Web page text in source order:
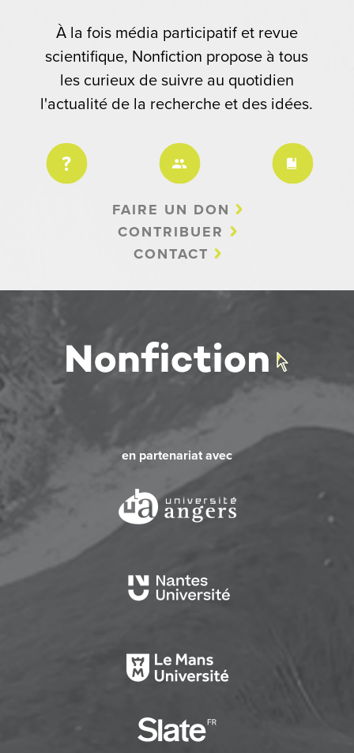
À la fois média participatif et revue
scientifique, Nonfiction propose à tous
les curieux de suivre au quotidien
l'actualité de la recherche et des idées.
FAIRE UN DON
CONTRIBUER
CONTACT
en partenariat avec